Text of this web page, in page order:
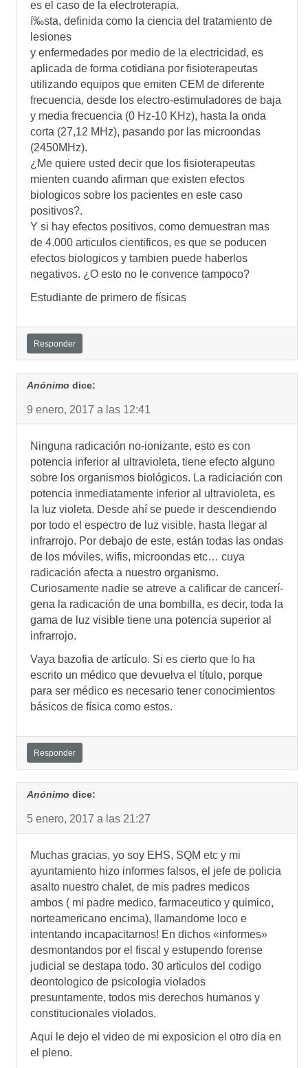
es el caso de la electroterapia.
í‰sta, definida como la ciencia del tratamiento de
lesiones
y enfermedades por medio de la electricidad, es
aplicada de forma cotidiana por fisioterapeutas
utilizando equipos que emiten CEM de diferente
frecuencia, desde los electro-estimuladores de baja
y media frecuencia (0 Hz-10 KHz), hasta la onda
corta (27,12 MHz), pasando por las microondas
(2450MHz).
¿Me quiere usted decir que los fisioterapeutas
mienten cuando afirman que existen efectos
biologicos sobre los pacientes en este caso
positivos?.
Y si hay efectos positivos, como demuestran mas
de 4.000 articulos cientificos, es que se poducen
efectos biologicos y tambien puede haberlos
negativos. ¿O esto no le convence tampoco?
Estudiante de primero de fí­sicas
Responder
Anónimo dice:
9 enero, 2017 a las 12:41
Ninguna radicación no-ionizante, esto es con
potencia inferior al ultravioleta, tiene efecto alguno
sobre los organismos biológicos. La radiciación con
potencia inmediatamente inferior al ultravioleta, es
la luz violeta. Desde ahí­ se puede ir descendiendo
por todo el espectro de luz visible, hasta llegar al
infrarrojo. Por debajo de este, están todas las ondas
de los móviles, wifis, microondas etc… cuya
radicación afecta a nuestro organismo.
Curiosamente nadie se atreve a calificar de cancerí­
gena la radicación de una bombilla, es decir, toda la
gama de luz visible tiene una potencia superior al
infrarrojo.
Vaya bazofia de artí­culo. Si es cierto que lo ha
escrito un médico que devuelva el tí­tulo, porque
para ser médico es necesario tener conocimientos
básicos de fí­sica como estos.
Responder
Anónimo dice:
5 enero, 2017 a las 21:27
Muchas gracias, yo soy EHS, SQM etc y mi
ayuntamiento hizo informes falsos, el jefe de policia
asalto nuestro chalet, de mis padres medicos
ambos ( mi padre medico, farmaceutico y quimico,
norteamericano encima), llamandome loco e
intentando incapacitarnos! En dichos «informes»
desmontandos por el fiscal y estupendo forense
judicial se destapa todo. 30 articulos del codigo
deontologico de psicologia violados
presuntamente, todos mis derechos humanos y
constitucionales violados.
Aqui le dejo el video de mi exposicion el otro dia en
el pleno.